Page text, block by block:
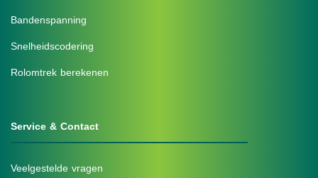
Bandenspanning
Snelheidscodering
Rolomtrek berekenen
Service & Contact
Veelgestelde vragen